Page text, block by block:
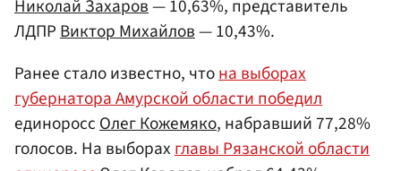
Николай Захаров— 10,63%, представитель
ЛДПР Виктор Михайлов— 10,43%.
Ранее стало известно, чтона выборах
губернатора Амурской области победил
единороссОлег Кожемяко, набравший 77,28%
голосов. На выборахглавы Рязанской области